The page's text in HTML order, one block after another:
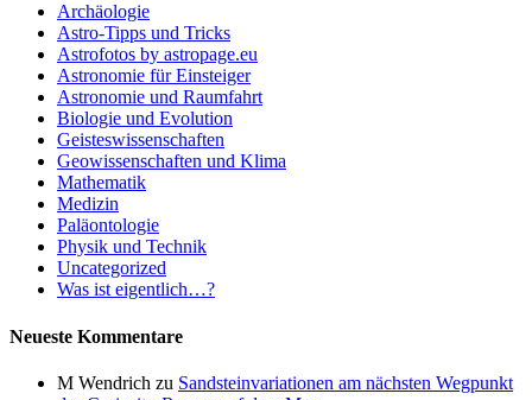
Archäologie
Astro-Tipps und Tricks
Astrofotos by astropage.eu
Astronomie für Einsteiger
Astronomie und Raumfahrt
Biologie und Evolution
Geisteswissenschaften
Geowissenschaften und Klima
Mathematik
Medizin
Paläontologie
Physik und Technik
Uncategorized
Was ist eigentlich…?
Neueste Kommentare
M Wendrich zu Sandsteinvariationen am nächsten Wegpunkt